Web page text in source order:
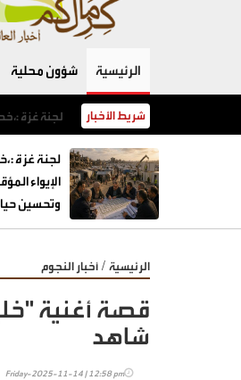
الرئيسية شؤون محلية
شريط الأخبار CNN: رئيس الأركان الأمريكي يفاجئ ترامب.. "الحرب مع إيران بحاجة إلى مخرج"
لجنة غزة
الإيواء
وتحسين
الرئيسية / أخبار النجوم
قصة أغنية
شاهد
Friday-2025-11-14 | 12:58 pm